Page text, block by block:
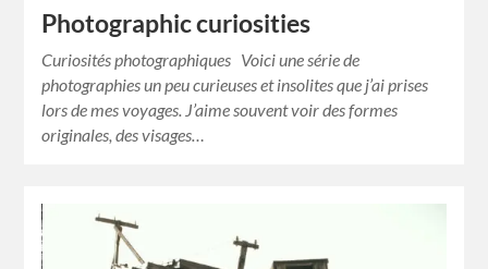
Photographic curiosities
Curiosités photographiques Voici une série de
photographies un peu curieuses et insolites que j’ai prises
lors de mes voyages. J’aime souvent voir des formes
originales, des visages…